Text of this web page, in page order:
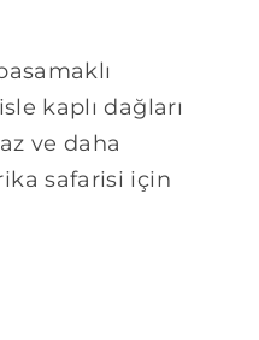
kaplı dağları
ve daha
safarisi için